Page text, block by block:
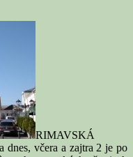
RIMAVSKÁ
včera a zajtra 2 je po